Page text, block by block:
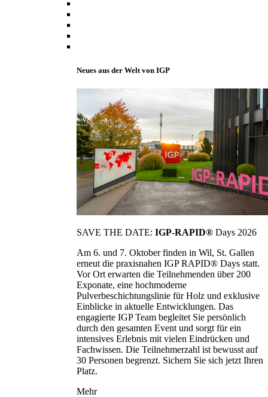
Neues aus der Welt von IGP
SAVE THE DATE: IGP-RAPID® Days 2026
Am 6. und 7. Oktober finden in Wil, St. Gallen
erneut die praxisnahen IGP RAPID® Days statt.
Vor Ort erwarten die Teilnehmenden über 200
Exponate, eine hochmoderne
Pulverbeschichtungslinie für Holz und exklusive
Einblicke in aktuelle Entwicklungen. Das
engagierte IGP Team begleitet Sie persönlich
durch den gesamten Event und sorgt für ein
intensives Erlebnis mit vielen Eindrücken und
Fachwissen. Die Teilnehmerzahl ist bewusst auf
30 Personen begrenzt. Sichern Sie sich jetzt Ihren
Platz.
Mehr